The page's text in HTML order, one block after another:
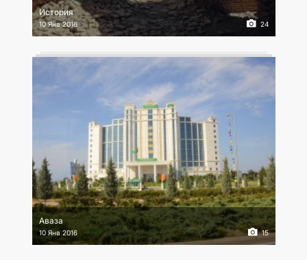
История
10 Янв 2016 24
Аваза
10 Янв 2016 15